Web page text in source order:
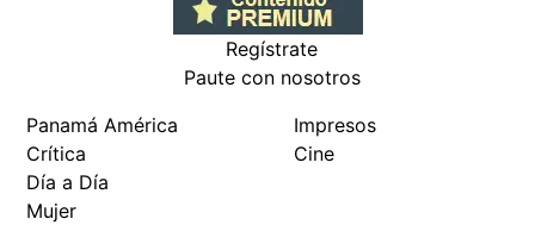
Regístrate
Paute con nosotros
Panamá América
Crítica
Día a Día
Mujer
Impresos
Cine